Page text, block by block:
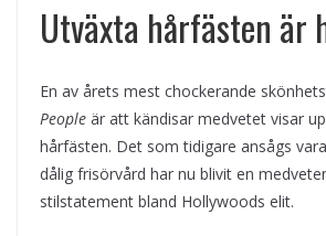
Utväxta hårfästen är
En av årets mest chockerande
People är att kändisar medvetet visar
hårfästen. Det som tidigare ansågs
dålig frisörvård har nu blivit en
stilstatement bland Hollywoods elit.